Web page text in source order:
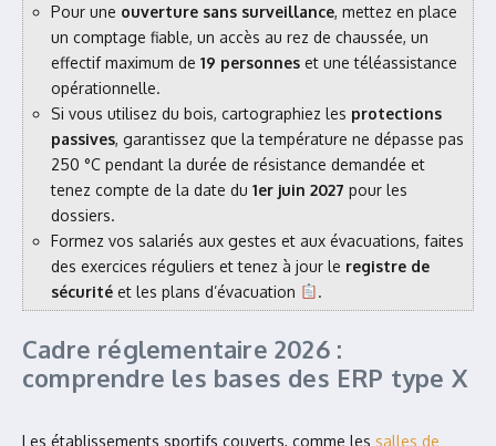
Pour une ouverture sans surveillance, mettez en place
un comptage fiable, un accès au rez de chaussée, un
effectif maximum de 19 personnes et une téléassistance
opérationnelle.
Si vous utilisez du bois, cartographiez les protections
passives, garantissez que la température ne dépasse pas
250 °C pendant la durée de résistance demandée et
tenez compte de la date du 1er juin 2027 pour les
dossiers.
Formez vos salariés aux gestes et aux évacuations, faites
des exercices réguliers et tenez à jour le registre de
sécurité et les plans d’évacuation .
Cadre réglementaire 2026 :
comprendre les bases des ERP type X
Les établissements sportifs couverts, comme les salles de